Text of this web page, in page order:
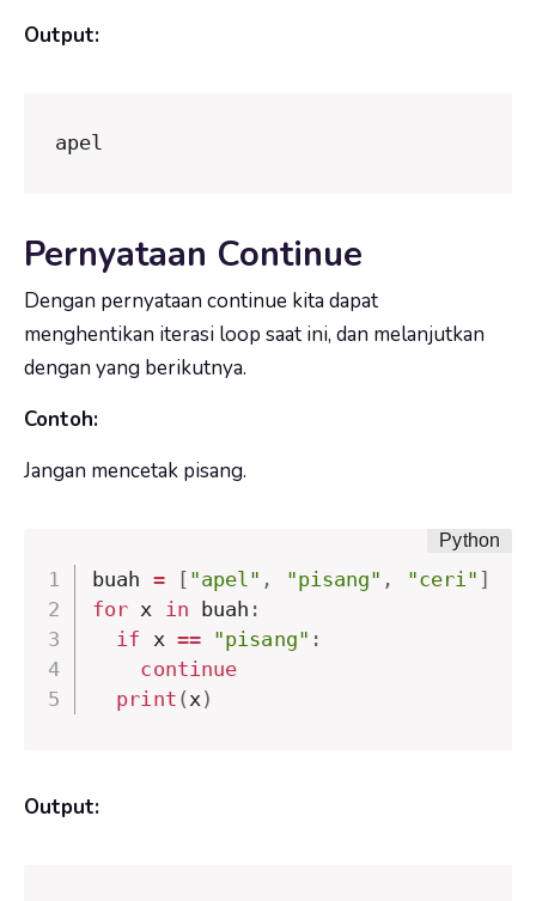
Output:
apel
Pernyataan Continue
Dengan pernyataan continue kita dapat
menghentikan iterasi loop saat ini, dan melanjutkan
dengan yang berikutnya.
Contoh:
Jangan mencetak pisang.
buah = [ "apel" , "pisang" , "ceri" ]
for x in buah :
if x == "pisang" :
continue
print ( x )
Output: